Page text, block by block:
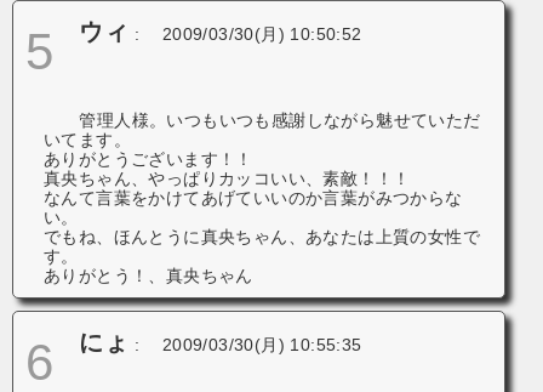
5 ウィ : 2009/03/30(月) 10:50:52
管理人様。いつもいつも感謝しながら魅せていただ
いてます。
ありがとうございます！！
真央ちゃん、やっぱりカッコいい、素敵！！！
なんて言葉をかけてあげていいのか言葉がみつからな
い。
でもね、ほんとうに真央ちゃん、あなたは上質の女性で
す。
ありがとう！、真央ちゃん
6 にょ : 2009/03/30(月) 10:55:35